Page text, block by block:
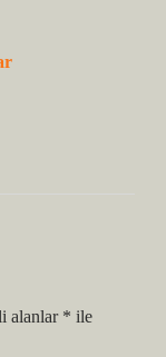
alanlar * ile